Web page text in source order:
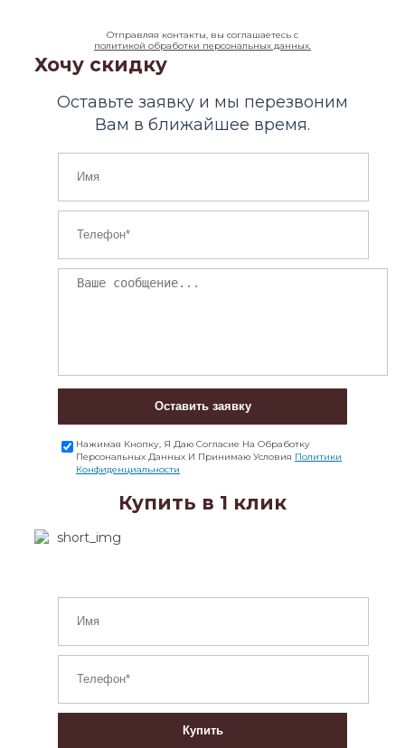
Отправляя контакты, вы соглашаетесь с
политикой обработки персональных данных.
Хочу скидку
Оставьте заявку и мы перезвоним
Вам в ближайшее время.
Оставить заявку
Нажимая Кнопку, Я Даю Согласие На Обработку
Персональных Данных И Принимаю Условия Политики
Конфиденциальности
Купить в 1 клик
Купить